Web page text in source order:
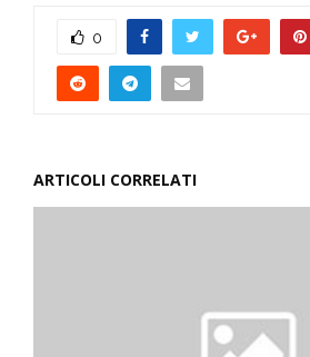
0
ARTICOLI CORRELATI